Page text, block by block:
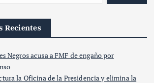
Recientes
Negros acusa a FMF de engaño por
la Oficina de la Presidencia y elimina la